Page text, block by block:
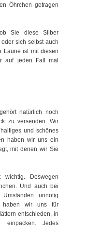
Öhrchen getragen
Sie diese Silber
sich selbst auch
Laune ist mit diesen
auf jeden Fall mal
natürlich noch
zu versenden. Wir
und schönes
haben wir uns ein
mit denen wir Sie
Deswegen
Und auch bei
unnötig
haben wir uns für
entschieden, in
Jedes